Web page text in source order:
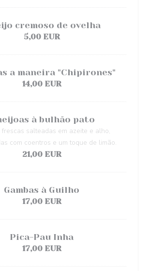
cremoso de ovelha
5,00 EUR
a maneira "Chipirones"
14,00 EUR
à bulhão pato
frescas salteadas em azeite e alho,
com coentros e um toque de limão.
21,00 EUR
Gambas à Guilho
17,00 EUR
Pica-Pau Inha
17,00 EUR